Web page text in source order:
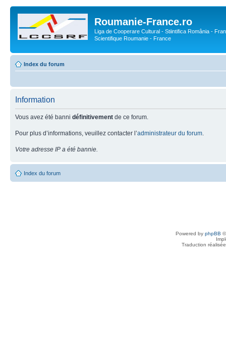
Roumanie-France.ro
Liga de Cooperare Cultural - Stiintifica România -
Scientifique Roumanie - France
Index du forum
Information
Vous avez été banni définitivement de ce forum.
Pour plus d’informations, veuillez contacter l’administrateur du forum
Votre adresse IP a été bannie.
Index du forum
Powered by phpBB
Traduction